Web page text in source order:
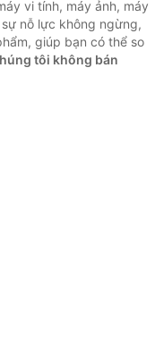
vi tính, máy ảnh, máy
nỗ lực không ngừng,
giúp bạn có thể so
tôi không bán